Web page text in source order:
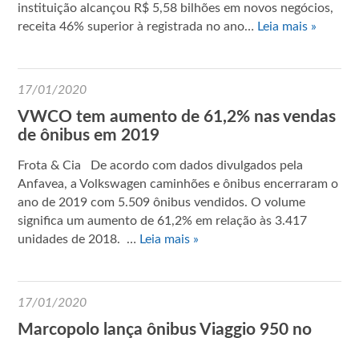
instituição alcançou R$ 5,58 bilhões em novos negócios,
receita 46% superior à registrada no ano… Leia mais »
17/01/2020
VWCO tem aumento de 61,2% nas vendas
de ônibus em 2019
Frota & Cia De acordo com dados divulgados pela
Anfavea, a Volkswagen caminhões e ônibus encerraram o
ano de 2019 com 5.509 ônibus vendidos. O volume
significa um aumento de 61,2% em relação às 3.417
unidades de 2018. … Leia mais »
17/01/2020
Marcopolo lança ônibus Viaggio 950 no